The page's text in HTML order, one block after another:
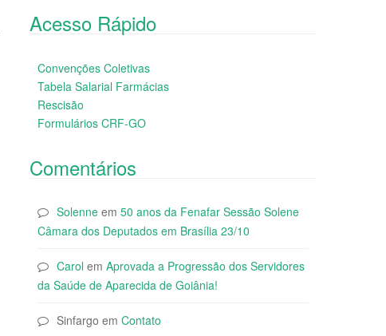
Acesso Rápido
Convenções Coletivas
Tabela Salarial Farmácias
Rescisão
Formulários CRF-GO
Comentários
Solenne em 50 anos da Fenafar Sessão Solene
Câmara dos Deputados em Brasília 23/10
Carol em Aprovada a Progressão dos Servidores
da Saúde de Aparecida de Goiânia!
Sinfargo em Contato